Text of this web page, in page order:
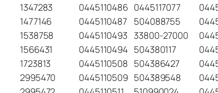
1347283
0445110486 0445117077
1477146
0445110487 504088755
1538758
0445110493 33800-27000
1566431
0445110494 504380117
1723813
0445110508 504386427
2995470
0445110509 504389548